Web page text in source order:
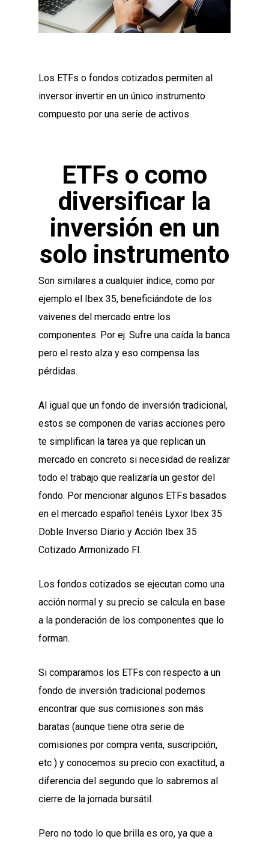
Los ETFs o fondos cotizados permiten al
inversor invertir en un único instrumento
compuesto por una serie de activos.
ETFs o como
diversificar la
inversión en un
solo instrumento
Son similares a cualquier índice, como por
ejemplo el Ibex 35, beneficiándote de los
vaivenes del mercado entre los
componentes. Por ej. Sufre una caída la banca
pero el resto alza y eso compensa las
pérdidas.
Al igual que un fondo de inversión tradicional,
estos se componen de varias acciones pero
te simplifican la tarea ya que replican un
mercado en concreto si necesidad de realizar
todo el trabajo que realizaría un gestor del
fondo. Por mencionar algunos ETFs basados
en el mercado español tenéis Lyxor Ibex 35
Doble Inverso Diario y Acción Ibex 35
Cotizado Armonizado FI.
Los fondos cotizados se ejecutan como una
acción normal y su precio se calcula en base
a la ponderación de los componentes que lo
forman.
Si comparamos los ETFs con respecto a un
fondo de inversión tradicional podemos
encontrar que sus comisiones son más
baratas (aunque tiene otra serie de
comisiones por compra venta, suscripción,
etc ) y conocemos su precio con exactitud, a
diferencia del segundo que lo sabremos al
cierre de la jornada bursátil.
Pero no todo lo que brilla es oro, ya que a